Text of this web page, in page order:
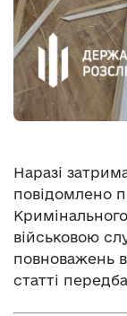
Наразі
повідомлено
військовою
повноважень
статті